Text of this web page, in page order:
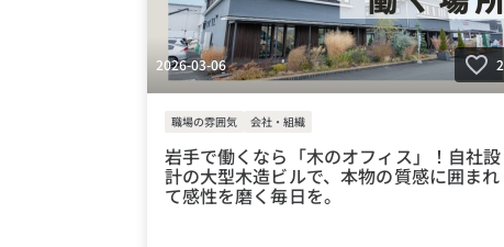
2026-03-06
2
職場の雰囲気 会社・組織
岩手で働くなら「木のオフィス」！自社設
計の大型木造ビルで、本物の質感に囲まれ
て感性を磨く毎日を。